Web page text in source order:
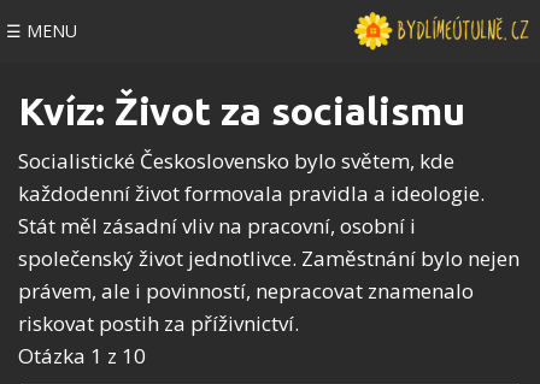
☰ MENU
Kvíz: Život za socialismu
Socialistické Československo bylo světem, kde
každodenní život formovala pravidla a ideologie.
Stát měl zásadní vliv na pracovní, osobní i
společenský život jednotlivce. Zaměstnání bylo nejen
právem, ale i povinností, nepracovat znamenalo
riskovat postih za příživnictví.
Otázka 1 z 10